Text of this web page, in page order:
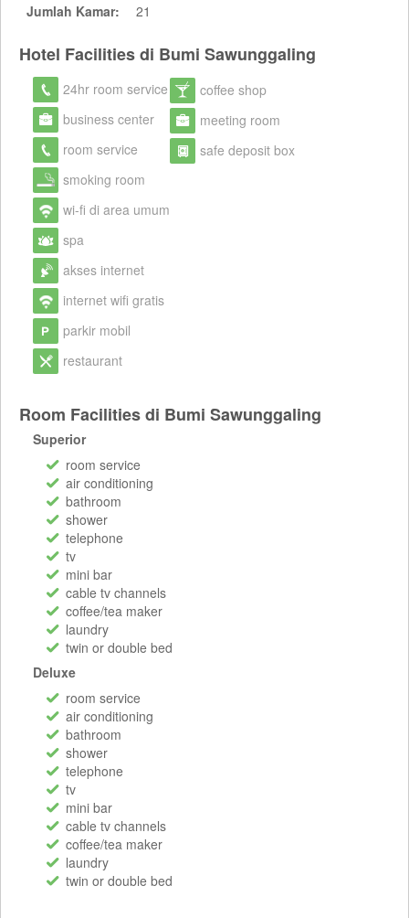
Jumlah Kamar:
21
Hotel Facilities di Bumi Sawunggaling
24hr room service
business center
room service
smoking room
wi-fi di area umum
spa
akses internet
internet wifi gratis
parkir mobil
restaurant
coffee shop
meeting room
safe deposit box
Room Facilities di Bumi Sawunggaling
Superior
room service
air conditioning
bathroom
shower
telephone
tv
mini bar
cable tv channels
coffee/tea maker
laundry
twin or double bed
Deluxe
room service
air conditioning
bathroom
shower
telephone
tv
mini bar
cable tv channels
coffee/tea maker
laundry
twin or double bed